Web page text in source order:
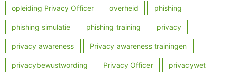
opleiding Privacy Officer overheid phishing
phishing simulatie phishing training privacy
privacy awareness Privacy awareness trainingen
privacybewustwording Privacy Officer privacywet